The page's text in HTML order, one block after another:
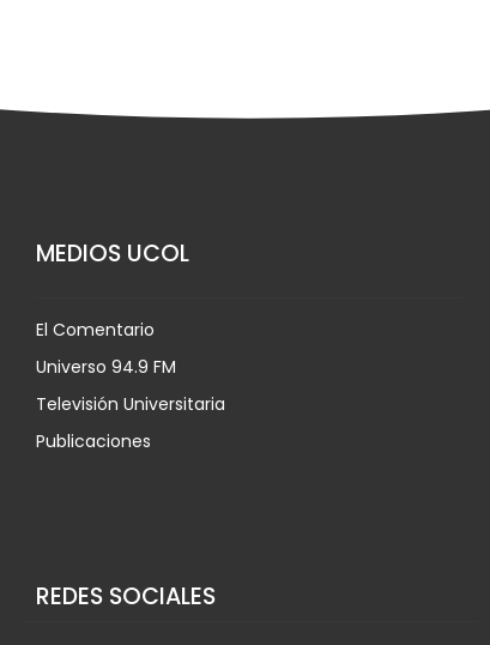
MEDIOS UCOL
El Comentario
Universo 94.9 FM
Televisión Universitaria
Publicaciones
REDES SOCIALES